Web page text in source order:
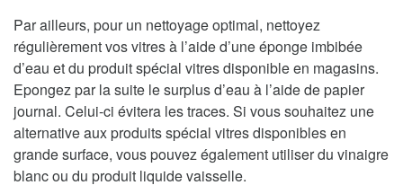
Par ailleurs, pour un nettoyage optimal, nettoyez
régulièrement vos vitres à l’aide d’une éponge imbibée
d’eau et du produit spécial vitres disponible en magasins.
Epongez par la suite le surplus d’eau à l’aide de papier
journal. Celui-ci évitera les traces. Si vous souhaitez une
alternative aux produits spécial vitres disponibles en
grande surface, vous pouvez également utiliser du vinaigre
blanc ou du produit liquide vaisselle.